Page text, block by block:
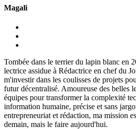
Magali
Tombée dans le terrier du lapin blanc en
lectrice assidue à Rédactrice en chef du
m'investir dans les coulisses de projets
futur décentralisé. Amoureuse des belles
équipes pour transformer la complexité
information humaine, précise et sans
entrepreneuriat et rédaction, ma mission
demain, mais le faire aujourd'hui.